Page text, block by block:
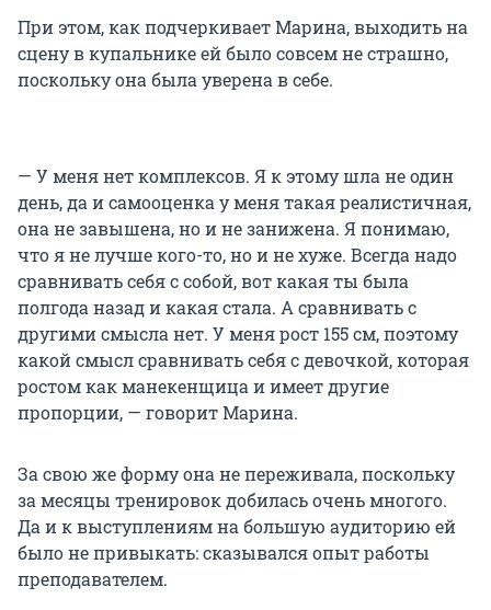
При этом, как подчеркивает Марина, выходить на
сцену в купальнике ей было совсем не страшно,
поскольку она была уверена в себе.
— У меня нет комплексов. Я к этому шла не один
день, да и самооценка у меня такая реалистичная,
она не завышена, но и не занижена. Я понимаю,
что я не лучше кого-то, но и не хуже. Всегда надо
сравнивать себя с собой, вот какая ты была
полгода назад и какая стала. А сравнивать с
другими смысла нет. У меня рост 155 см, поэтому
какой смысл сравнивать себя с девочкой, которая
ростом как манекенщица и имеет другие
пропорции, — говорит Марина.
За свою же форму она не переживала, поскольку
за месяцы тренировок добилась очень многого.
Да и к выступлениям на большую аудиторию ей
было не привыкать: сказывался опыт работы
преподавателем.